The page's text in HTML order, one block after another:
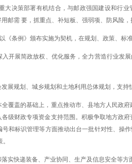
大决策部署有机结合，与邮政强国建设和行
用邮需 要，抓重点、补短板、强弱项、防风险
《条例》颁布实施为契机，在规划、政策、标
开展简政放权、优化服务，全力营造行业发
展规划、城乡规划和土地利用总体规划，支持
覆盖的基础上，重点推动市、县地方人民政
级财政专项资金支持范围。积极争取地方政
和标识管理等方面推动出台一批针对性、操
实快递装备、产业协同、生产及信息安全等方